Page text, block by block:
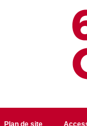
Plan de site